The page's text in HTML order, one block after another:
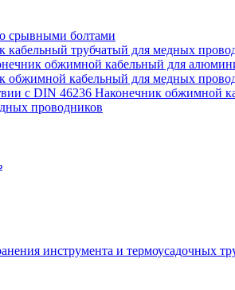
срывными болтами
кабельный трубчатый для медных
обжимной кабельный для
обжимной кабельный для медных
Наконечник обжимной
проводников
инструмента и термоусадочных